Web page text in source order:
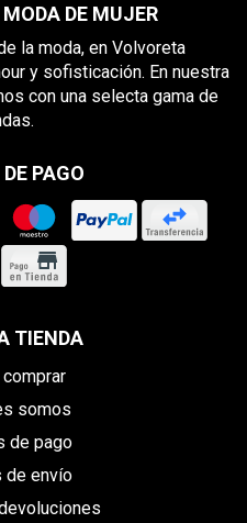
DE MUJER
la moda, en Volvoreta
y sofisticación. En nuestra
con una selecta gama de
PAGO
TIENDA
somos
de pago
de envío